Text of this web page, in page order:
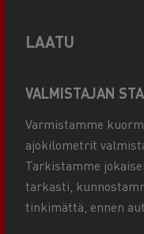
LAATU
VALMISTAJAN
Varmistamme
ajokilometrit
Tarkistamme
tarkasti,
tinkimättä, ennen